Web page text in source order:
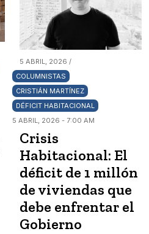
5 ABRIL, 2026 /
COLUMNISTAS
CRISTIÁN MARTÍNEZ
DÉFICIT HABITACIONAL
5 ABRIL, 2026 - 7:00 AM
Crisis
Habitacional: El
déficit de 1 millón
de viviendas que
debe enfrentar el
Gobierno